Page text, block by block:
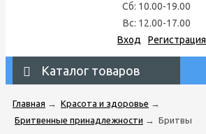
Сб: 10.00-19.00
Вс: 12.00-17.00
Вход
Регистрация
Каталог товаров
Главная → Красота и здоровье →
Бритвенные принадлежности → Бритвы